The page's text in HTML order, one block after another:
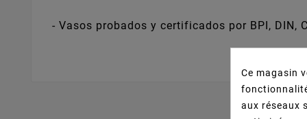
- Vasos probados y certificados por BPI, DIN,
Ce magasin
aux réseaux